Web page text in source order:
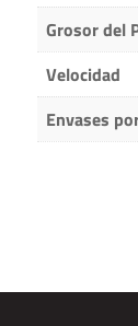
Grosor del
Velocidad
Envases